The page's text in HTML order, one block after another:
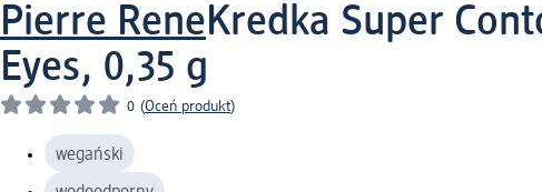
Pierre ReneKredka Super
Eyes, 0,35 g
0 (Oceń produkt)
wegański